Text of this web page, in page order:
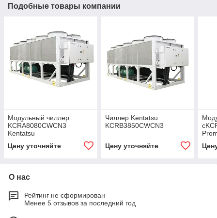
Подобные товары компании
Модульный чиллер
KCRA8080CWCN3
Kentatsu
Цену уточняйте
Чиллер Kentatsu
KCRB3850CWCN3
Цену уточняйте
О нас
Рейтинг не сформирован
Менее 5 отзывов за последний год